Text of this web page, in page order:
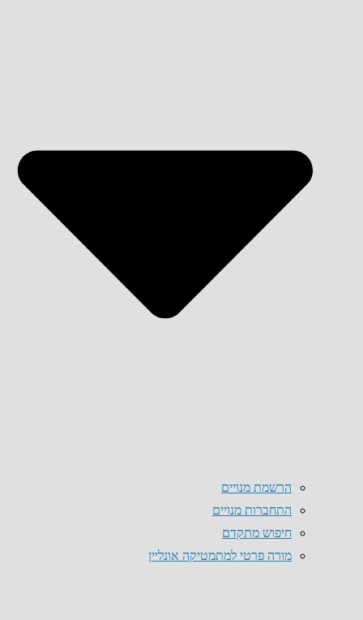
הרשמת מנויים
התחברות מנויים
חיפוש מתקדם
מורה פרטי למתמטיקה אונליין